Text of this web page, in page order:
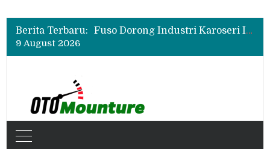
Berita Terbaru:
Insentif Mobil Listrik 2026 Tak Berlaku untuk Hybrid? Ini Penjelasan Pemerintah
Fuso Dorong Industri Karoseri Indonesia Naik Kelas Lewat Program Sertifikasi
Insentif Mobil Listrik 2026 Tak Berlaku untuk Hybrid? Ini Penjelasan Pemerintah
9 August 2026